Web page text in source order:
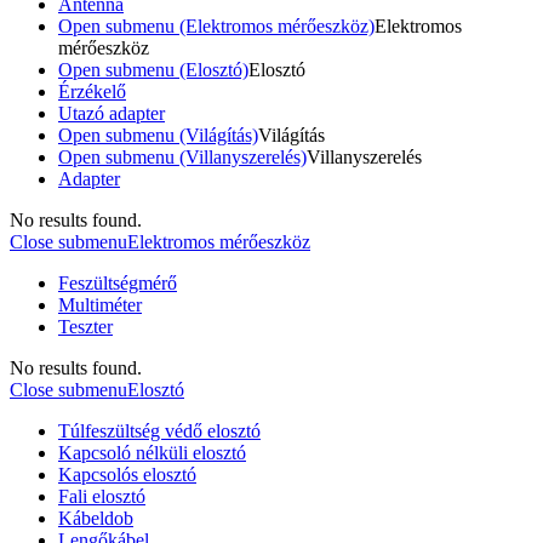
Antenna
Open submenu (Elektromos mérőeszköz)Elektromos
mérőeszköz
Open submenu (Elosztó)Elosztó
Érzékelő
Utazó adapter
Open submenu (Világítás)Világítás
Open submenu (Villanyszerelés)Villanyszerelés
Adapter
No results found.
Close submenuElektromos mérőeszköz
Feszültségmérő
Multiméter
Teszter
No results found.
Close submenuElosztó
Túlfeszültség védő elosztó
Kapcsoló nélküli elosztó
Kapcsolós elosztó
Fali elosztó
Kábeldob